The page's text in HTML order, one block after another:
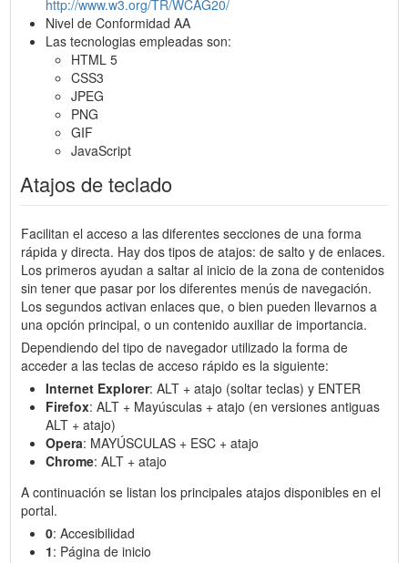
http://www.w3.org/TR/WCAG20/
Nivel de Conformidad AA
Las tecnologias empleadas son:
HTML 5
CSS3
JPEG
PNG
GIF
JavaScript
Atajos de teclado
Facilitan el acceso a las diferentes secciones de una forma
rápida y directa. Hay dos tipos de atajos: de salto y de enlaces.
Los primeros ayudan a saltar al inicio de la zona de contenidos
sin tener que pasar por los diferentes menús de navegación.
Los segundos activan enlaces que, o bien pueden llevarnos a
una opción principal, o un contenido auxiliar de importancia.
Dependiendo del tipo de navegador utilizado la forma de
acceder a las teclas de acceso rápido es la siguiente:
Internet Explorer: ALT + atajo (soltar teclas) y ENTER
Firefox: ALT + Mayúsculas + atajo (en versiones antiguas
ALT + atajo)
Opera: MAYÚSCULAS + ESC + atajo
Chrome: ALT + atajo
A continuación se listan los principales atajos disponibles en el
portal.
0: Accesibilidad
1: Página de inicio